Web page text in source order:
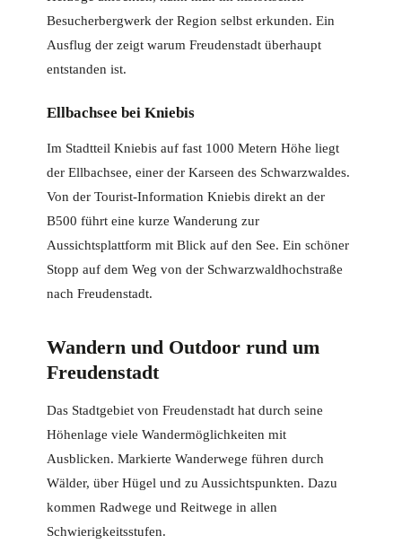
Besucherbergwerk der Region selbst erkunden. Ein
Ausflug der zeigt warum Freudenstadt überhaupt
entstanden ist.
Ellbachsee bei Kniebis
Im Stadtteil Kniebis auf fast 1000 Metern Höhe liegt
der Ellbachsee, einer der Karseen des Schwarzwaldes.
Von der Tourist-Information Kniebis direkt an der
B500 führt eine kurze Wanderung zur
Aussichtsplattform mit Blick auf den See. Ein schöner
Stopp auf dem Weg von der Schwarzwaldhochstraße
nach Freudenstadt.
Wandern und Outdoor rund um
Freudenstadt
Das Stadtgebiet von Freudenstadt hat durch seine
Höhenlage viele Wandermöglichkeiten mit
Ausblicken. Markierte Wanderwege führen durch
Wälder, über Hügel und zu Aussichtspunkten. Dazu
kommen Radwege und Reitwege in allen
Schwierigkeitsstufen.